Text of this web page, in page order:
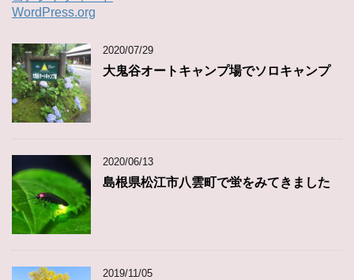
WordPress.org
2020/07/29
大鬼谷オートキャンプ場でソロキャンプ
2020/06/13
島根県松江市八雲町で蛍をみてきました
2019/11/05